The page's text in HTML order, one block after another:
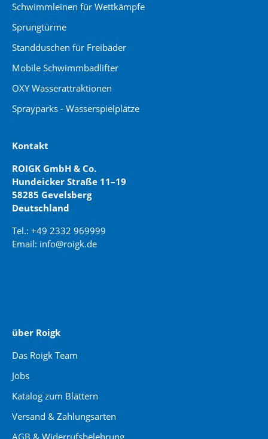
Schwimmleinen für Wettkämpfe
Sprungtürme
Standduschen für Freibäder
Mobile Schwimmbadlifter
OXY Wasserattraktionen
Sprayparks - Wasserspielplätze
Kontakt
ROIGK GmbH & Co.
Hundeicker Straße 11–19
58285 Gevelsberg
Deutschland
Tel.: +49 2332 969999
Email: info@roigk.de
über Roigk
Das Roigk Team
Jobs
Katalog zum Blättern
Versand & Zahlungsarten